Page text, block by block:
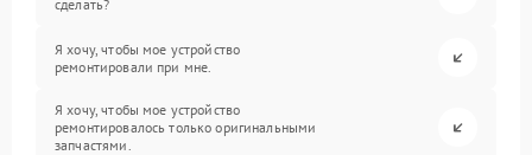
сделать?
Я хочу, чтобы мое устройство
ремонтировали при мне.
Я хочу, чтобы мое устройство
ремонтировалось только оригинальными
запчастями.